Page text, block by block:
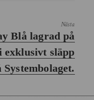
Nästa
Blå lagrad på
exklusivt släpp
Systembolaget.